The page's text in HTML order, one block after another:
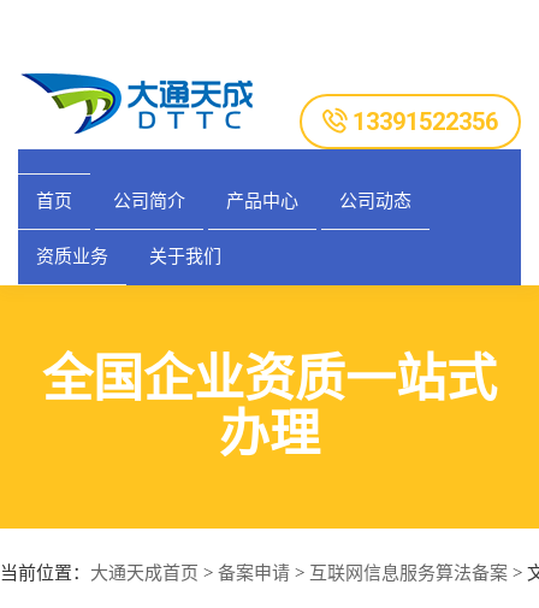
13391522356
首页 公司简介 产品中心 公司动态
资质业务 关于我们
全国企业资质一站式
办理
当前位置： 大通天成首页 > 备案申请 > 互联网信息服务算法备案 >